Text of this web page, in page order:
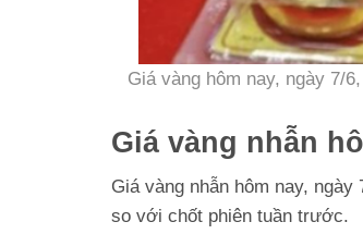
Giá vàng hôm nay, ngày 7/
Giá vàng nhẫn
Giá vàng nhẫn hôm nay,
so với chốt phiên tuần trước.